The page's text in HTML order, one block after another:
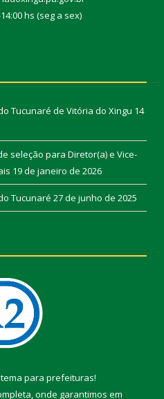
hs (seg a sex)
Tucunaré de Vitória do Xingu 14
seleção para Diretor(a) e Vice-
19 de janeiro de 2026
Tucunaré 27 de junho de 2025
para prefeituras!
onde garantimos em